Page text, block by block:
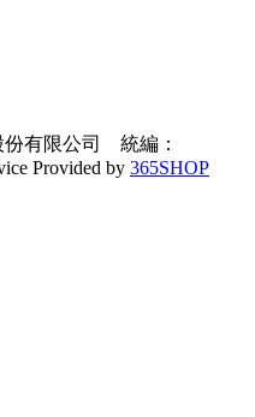
份有限公司 統編：
Provided by 365SHOP